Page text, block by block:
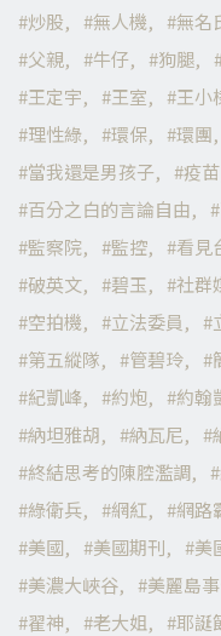
炒股
無人機 無名
父親
牛仔 狗腿
王定宇
王室 王小
理性綠
環保 環團
當我還是男孩子
疫苗
百分之白的言論自由
監察院
監控 看見
破英文
碧玉 社群
空拍機
立法委員
第五縱隊
管碧玲
紀凱峰
約炮 約翰
納坦雅胡
納瓦尼
終結思考的陳腔濫調
綠衛兵
網紅 網路
美國
美國期刊 美
美濃大峽谷
美麗島
翟神
老大姐 耶誕